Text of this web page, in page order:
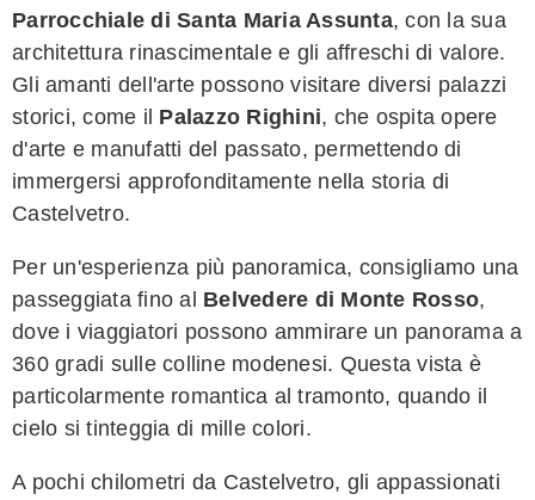
Parrocchiale di Santa Maria Assunta, con la sua
architettura rinascimentale e gli affreschi di valore.
Gli amanti dell'arte possono visitare diversi palazzi
storici, come il Palazzo Righini, che ospita opere
d'arte e manufatti del passato, permettendo di
immergersi approfonditamente nella storia di
Castelvetro.
Per un'esperienza più panoramica, consigliamo una
passeggiata fino al Belvedere di Monte Rosso,
dove i viaggiatori possono ammirare un panorama a
360 gradi sulle colline modenesi. Questa vista è
particolarmente romantica al tramonto, quando il
cielo si tinteggia di mille colori.
A pochi chilometri da Castelvetro, gli appassionati